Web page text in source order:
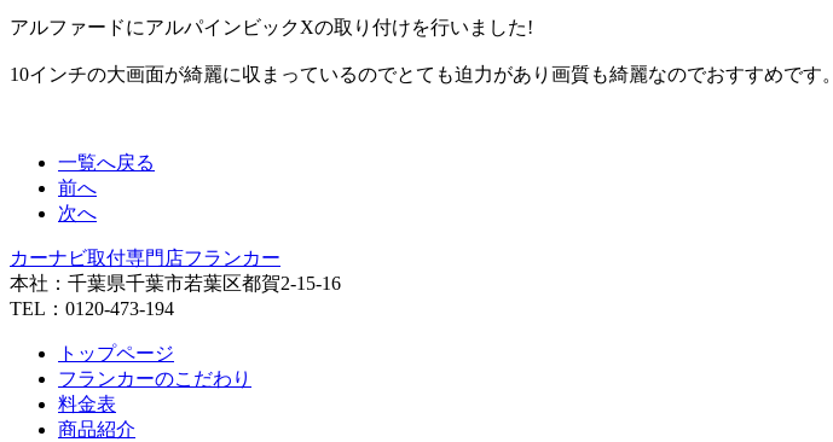
アルファードにアルパインビックXの取り付けを行いました!
10インチの大画面が綺麗に収まっているのでとても迫力があり画質も綺麗なのでおすすめです。
一覧へ戻る
前へ
次へ
カーナビ取付専⾨店フランカー
本社：千葉県千葉市若葉区都賀2-15-16
TEL：0120-473-194
トップページ
フランカーのこだわり
料金表
商品紹介